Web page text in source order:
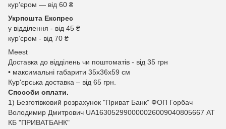
курʼєром — від 60 ₴
Укрпошта Експрес
у відділення - від 45 ₴
курʼєром - від 70 ₴
Meest
Доставка до відділень чи поштоматів - від 35 грн
• максимальні габарити 35x36x59 см
Кур'єрська доставка – від 65 грн.
Способи оплати.
1) Безготівковий розрахунок "Приват Банк" ФОП Горбач
Володимир Дмитрович UA163052990000026009040805667 АТ
КБ "ПРИВАТБАНК"